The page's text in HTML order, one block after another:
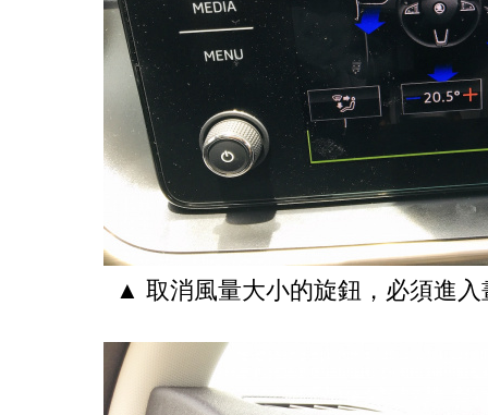
▲ 取消風量大小的旋鈕，必須進